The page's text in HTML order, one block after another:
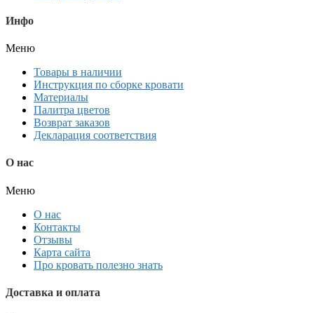
Инфо
Меню
Товары в наличии
Инструкция по сборке кровати
Материалы
Палитра цветов
Возврат заказов
Декларация соответствия
О нас
Меню
О нас
Контакты
Отзывы
Карта сайта
Про кровать полезно знать
Доставка и оплата